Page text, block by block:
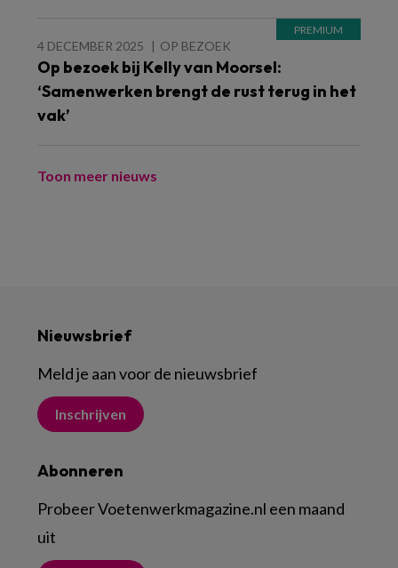
4 DECEMBER 2025 OP BEZOEK
Op bezoek bij Kelly van Moorsel:
‘Samenwerken brengt de rust terug in het
vak’
Toon meer nieuws
Nieuwsbrief
Meld je aan voor de nieuwsbrief
Inschrijven
Abonneren
Probeer Voetenwerkmagazine.nl een maand
uit